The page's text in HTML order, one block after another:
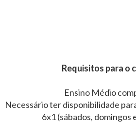
Requisitos para o
Ensino Médio
Necessário ter disponibilidade
6x1 (sábados, domingos